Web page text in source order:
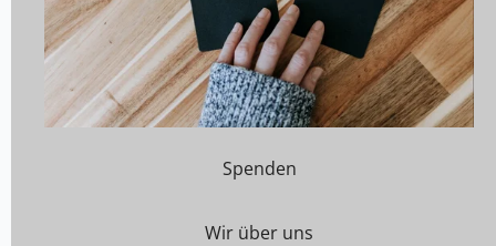
Spenden
Wir über uns